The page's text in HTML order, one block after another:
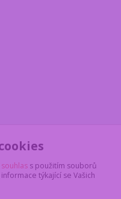
souhlas s použitím souborů
týkající se Vašich